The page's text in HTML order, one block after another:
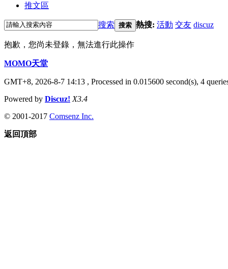
推文區
搜索 搜索 熱搜: 活動 交友 discuz
抱歉，您尚未登錄，無法進行此操作
MOMO天堂
GMT+8, 2026-8-7 14:13 , Processed in 0.015600 second(s), 4
Powered by Discuz! X3.4
© 2001-2017 Comsenz Inc.
返回頂部